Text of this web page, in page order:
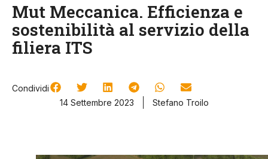
Mut Meccanica. Efficienza e
sostenibilità al servizio della
filiera ITS
Condividi
14 Settembre 2023
Stefano Troilo